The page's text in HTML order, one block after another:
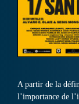
A partir de la
l’importance de